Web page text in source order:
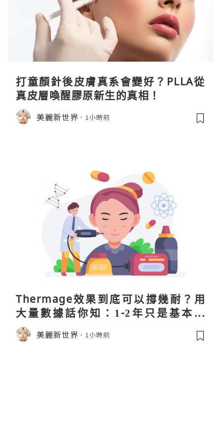
打童顏針後皮膚真系會變好？PLLA從
真皮層喚醒膠原新生的真相！
美麗新世界 1小時前
Thermage效果到底可以撐幾耐？用
大量數據話你知：1-2年只是基本操
作！
美麗新世界 1小時前